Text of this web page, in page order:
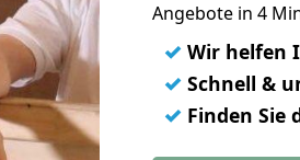
Angebote in 4
✓ Wir helfen
✓ Schnell &
✓ Finden Sie